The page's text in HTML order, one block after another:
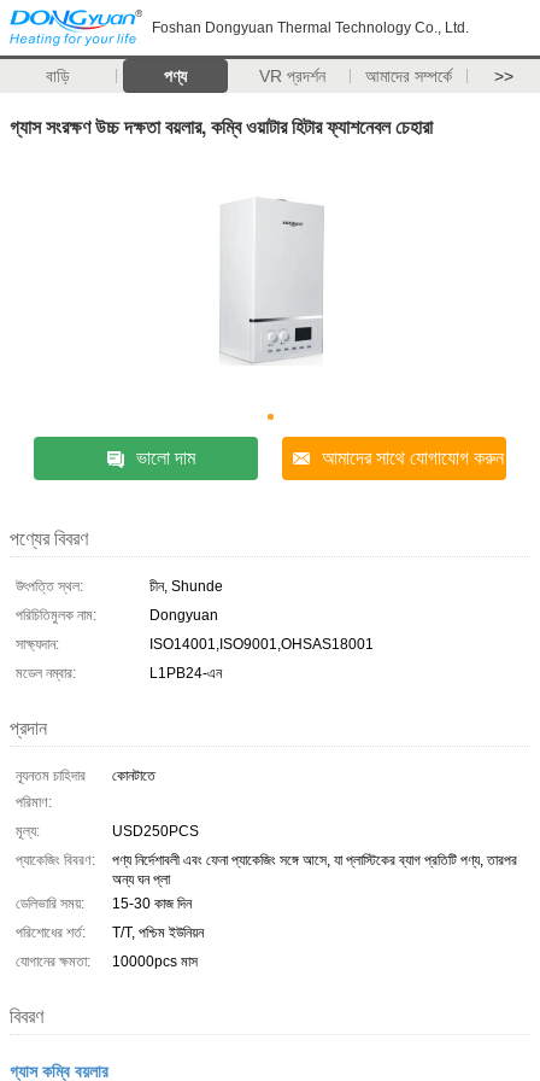
Foshan Dongyuan Thermal Technology Co., Ltd.
বাড়ি পণ্য VR প্রদর্শন আমাদের সম্পর্কে >>
গ্যাস সংরক্ষণ উচ্চ দক্ষতা বয়লার, কম্বি ওয়াটার হিটার ফ্যাশনেবল চেহারা
ভালো দাম আমাদের সাথে যোগাযোগ করুন
পণ্যের বিবরণ
উৎপত্তি স্থল:
চীন, Shunde
পরিচিতিমুলক নাম:
Dongyuan
সাক্ষ্যদান:
ISO14001,ISO9001,OHSAS18001
মডেল নম্বার:
L1PB24-এন
প্রদান
ন্যূনতম চাহিদার
পরিমাণ:
কোনটাতে
মূল্য:
USD250PCS
প্যাকেজিং বিবরণ:
পণ্য নির্দেশাবলী এবং ফেনা প্যাকেজিং সঙ্গে আসে, যা প্লাস্টিকের ব্যাগ প্রতিটি পণ্য, তারপর
অন্য ঘন প্লা
ডেলিভারি সময়:
15-30 কাজ দিন
পরিশোধের শর্ত:
T/T, পশ্চিম ইউনিয়ন
যোগানের ক্ষমতা:
10000pcs মাস
বিবরণ
গ্যাস কম্বি বয়লার